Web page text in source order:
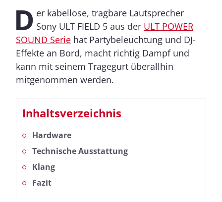
D er kabellose, tragbare Lautsprecher
Sony ULT FIELD 5 aus der ULT POWER
SOUND Serie hat Partybeleuchtung und DJ-
Effekte an Bord, macht richtig Dampf und
kann mit seinem Tragegurt überallhin
mitgenommen werden.
Inhaltsverzeichnis
Hardware
Technische Ausstattung
Klang
Fazit